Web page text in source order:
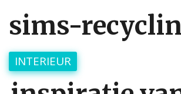
sims-
INTERIEUR